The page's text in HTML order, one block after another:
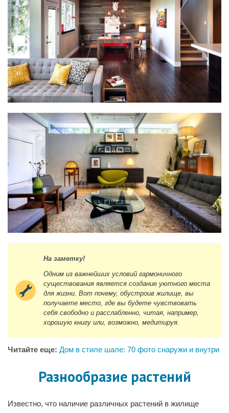
На заметку!
Одним из важнейших условий гармоничного
существования является создание уютного места
для жизни. Вот почему, обустроив жилище, вы
получаете место, где вы будете чувствовать
себя свободно и расслабленно, читая, например,
хорошую книгу или, возможно, медитируя.
Читайте еще: Дом в стиле шале: 70 фото снаружи и внутри
Разнообразие растений
Известно, что наличие различных растений в жилище